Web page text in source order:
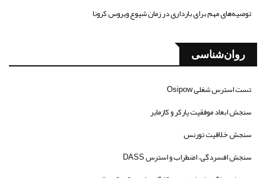
توصیه‌های مهم برای بارداری در زمان شیوع ویروس کرونا
روان‌شناسی
تست استرس شغلی Osipow
سنجش ابعاد موفقیت پارکر و کازمایر
سنجش خلاقیت تورنس
سنجش افسردگی، اضطراب و استرس DASS